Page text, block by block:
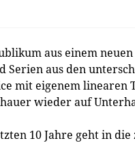
aus einem
aus den
mit eigenem linearen
wieder auf
10 Jahre geht in